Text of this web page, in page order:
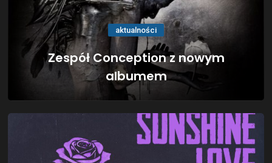
aktualności
Zespół Conception z nowym
albumem